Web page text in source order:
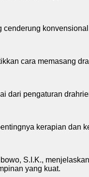
cara memasang
dari pengaturan
kerapian dan
S.I.K.,
yang kuat.